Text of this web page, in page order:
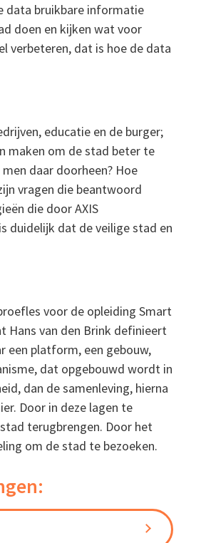
data bruikbare informatie
doen en kijken wat voor
verbeteren, dat is hoe de data
educatie en de burger;
maken om de stad beter te
daar doorheen? Hoe
vragen die beantwoord
die door AXIS
duidelijk dat de veilige stad en
voor de opleiding Smart
Hans van den Brink definieert
een platform, een gebouw,
dat opgebouwd wordt in
dan de samenleving, hierna
Door in deze lagen te
terugbrengen. Door het
om de stad te bezoeken.